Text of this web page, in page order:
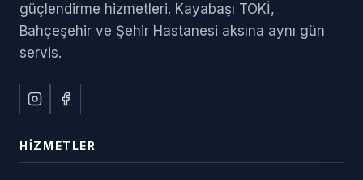
güçlendirme hizmetleri. Kayabaşı TOKİ,
Bahçeşehir ve Şehir Hastanesi aksına aynı gün
servis.
HIZMETLER